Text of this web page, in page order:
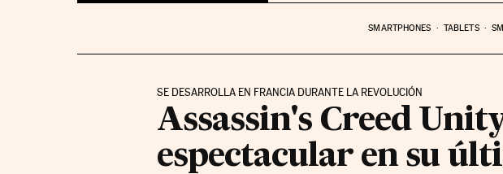
SMARTPHONES TABLETS
SE DESARROLLA EN FRANCIA DURANTE LA REVOLUCIÓN
Assassin's Creed
espectacular en su